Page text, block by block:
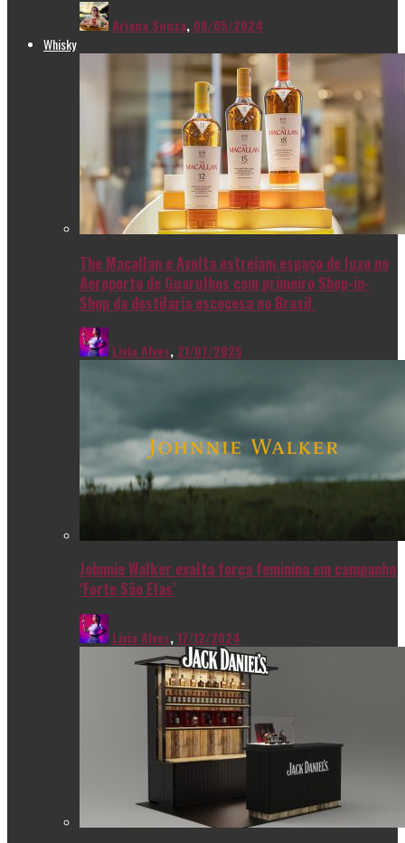
Ariana Souza, 08/05/2024
Whisky
The Macallan e Avolta estreiam espaço de luxo no
Aeroporto de Guarulhos com primeiro Shop-in-
Shop da destilaria escocesa no Brasil
Livia Alves, 21/07/2025
Johnnie Walker exalta força feminina em campanha
‘Forte São Elas’
Livia Alves,17/12/2024